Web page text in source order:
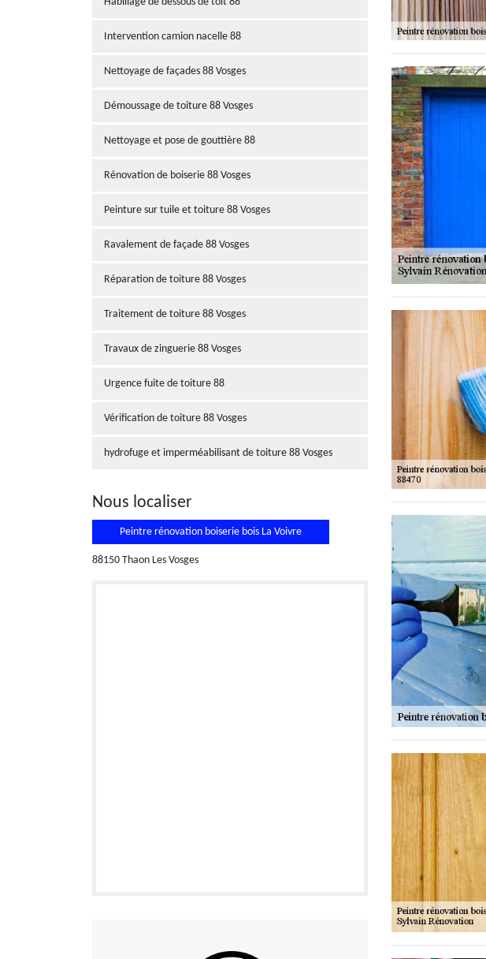
Intervention camion nacelle 88
Nettoyage de façades 88 Vosges
Démoussage de toiture 88 Vosges
Nettoyage et pose de gouttière 88
Rénovation de boiserie 88 Vosges
Peinture sur tuile et toiture 88 Vosges
Ravalement de façade 88 Vosges
Réparation de toiture 88 Vosges
Traitement de toiture 88 Vosges
Travaux de zinguerie 88 Vosges
Urgence fuite de toiture 88
Vérification de toiture 88 Vosges
hydrofuge et imperméabilisant de toiture 88 Vosges
Nous localiser
Peintre rénovation boiserie bois La Voivre
88150 Thaon Les Vosges